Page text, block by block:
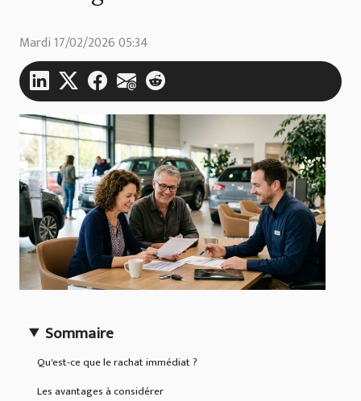
Mardi 17/02/2026 05:34
Sommaire
Qu'est-ce que le rachat immédiat ?
Les avantages à considérer